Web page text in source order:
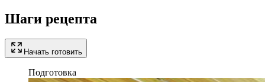
Шаги рецепта
Начать готовить
Подготовка